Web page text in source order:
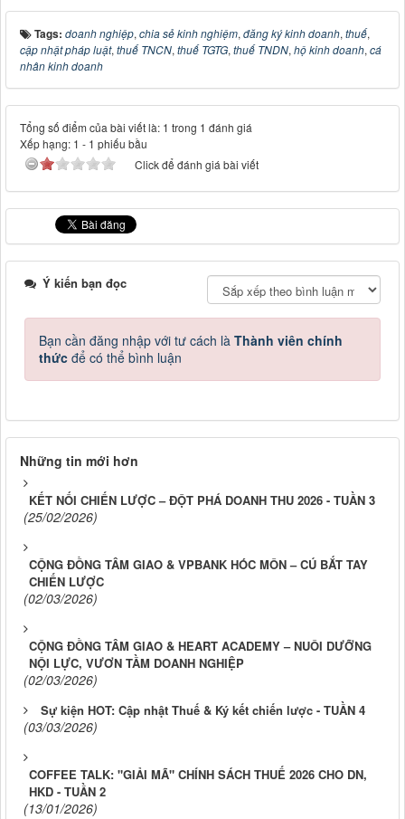
Tags: doanh nghiệp, chia sẻ kinh nghiệm, đăng ký kinh doanh, thuế,
cập nhật pháp luật, thuế TNCN, thuế TGTG, thuế TNDN, hộ kinh doanh, cá
nhân kinh doanh
Tổng số điểm của bài viết là: 1 trong 1 đánh giá
Xếp hạng: 1 - 1 phiếu bầu
Click để đánh giá bài viết
Ý kiến bạn đọc
Bạn cần đăng nhập với tư cách là Thành viên chính
thức để có thể bình luận
Những tin mới hơn
KẾT NỐI CHIẾN LƯỢC – ĐỘT PHÁ DOANH THU 2026 - TUẦN 3
(25/02/2026)
CỘNG ĐỒNG TÂM GIAO & VPBANK HÓC MÔN – CÚ BẮT TAY
CHIẾN LƯỢC
(02/03/2026)
CỘNG ĐỒNG TÂM GIAO & HEART ACADEMY – NUÔI DƯỠNG
NỘI LỰC, VƯƠN TẦM DOANH NGHIỆP
(02/03/2026)
Sự kiện HOT: Cập nhật Thuế & Ký kết chiến lược - TUẦN 4
(03/03/2026)
COFFEE TALK: "GIẢI MÃ" CHÍNH SÁCH THUẾ 2026 CHO DN,
HKD - TUẦN 2
(13/01/2026)